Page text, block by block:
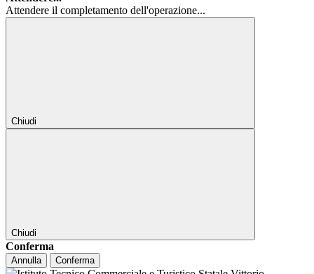
Attendere il completamento dell'operazione...
Chiudi
Chiudi
Conferma
Annulla Conferma